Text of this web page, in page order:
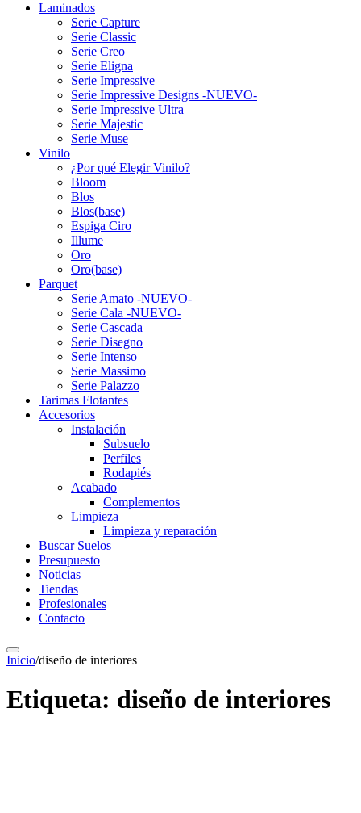
Laminados
Serie Capture
Serie Classic
Serie Creo
Serie Eligna
Serie Impressive
Serie Impressive Designs -NUEVO-
Serie Impressive Ultra
Serie Majestic
Serie Muse
Vinilo
¿Por qué Elegir Vinilo?
Bloom
Blos
Blos(base)
Espiga Ciro
Illume
Oro
Oro(base)
Parquet
Serie Amato -NUEVO-
Serie Cala -NUEVO-
Serie Cascada
Serie Disegno
Serie Intenso
Serie Massimo
Serie Palazzo
Tarimas Flotantes
Accesorios
Instalación
Subsuelo
Perfiles
Rodapiés
Acabado
Complementos
Limpieza
Limpieza y reparación
Buscar Suelos
Presupuesto
Noticias
Tiendas
Profesionales
Contacto
Inicio/diseño de interiores
Etiqueta: diseño de interiores